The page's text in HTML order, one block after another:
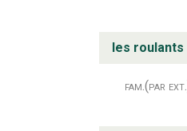
les roulants
fam.(par